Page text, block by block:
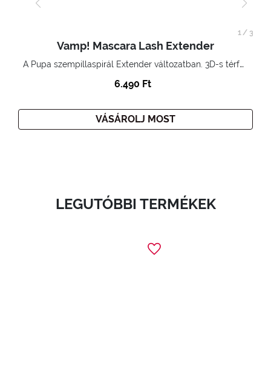
Vamp! Mascara Lash Extender
A Pupa szempillaspirál Extender változatban. 3D-s térfogatnövelő hatás. Hihetetlenül hosszú és göndör szempillák
6.490 Ft
VÁSÁROLJ MOST
1/ 3
LEGUTÓBBI TERMÉKEK